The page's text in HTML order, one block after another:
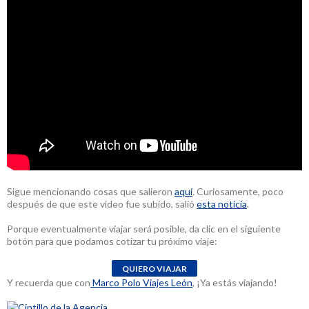
Sigue mencionando cosas que salieron aquí. Curiosamente, poco
después de que este video fue subido, salió esta noticia.
Porque eventualmente viajar será posible, da clic en el siguiente
botón para que podamos cotizar tu próximo viaje:
Y recuerda que con Marco Polo Viajes León, ¡Ya estás viajando!